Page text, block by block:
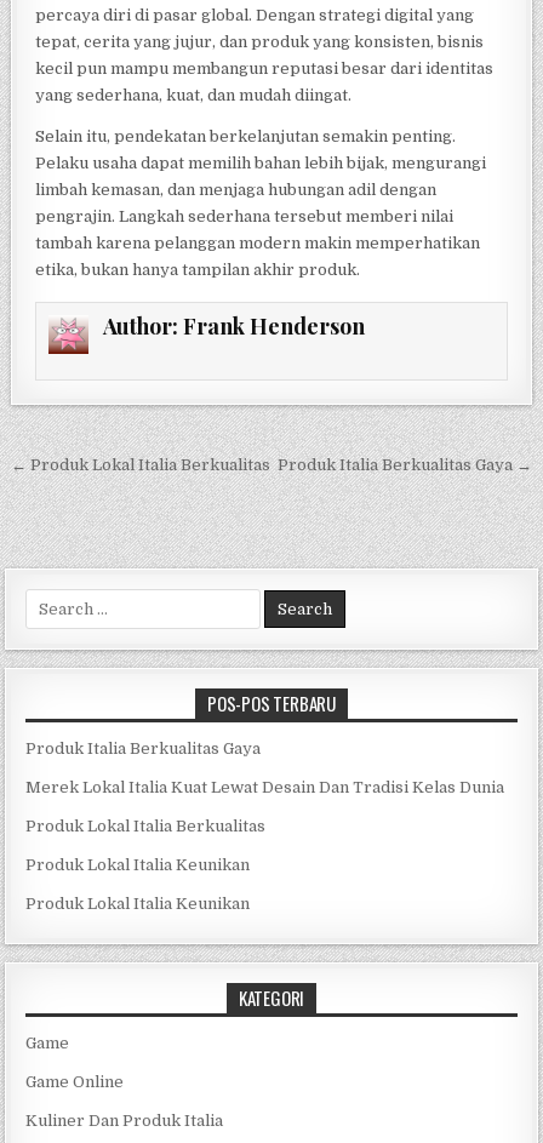
percaya diri di pasar global. Dengan strategi digital yang
tepat, cerita yang jujur, dan produk yang konsisten, bisnis
kecil pun mampu membangun reputasi besar dari identitas
yang sederhana, kuat, dan mudah diingat.
Selain itu, pendekatan berkelanjutan semakin penting.
Pelaku usaha dapat memilih bahan lebih bijak, mengurangi
limbah kemasan, dan menjaga hubungan adil dengan
pengrajin. Langkah sederhana tersebut memberi nilai
tambah karena pelanggan modern makin memperhatikan
etika, bukan hanya tampilan akhir produk.
Author: Frank Henderson
Navigasi
pos
← Produk Lokal Italia Berkualitas Produk Italia Berkualitas Gaya →
Search
for:
POS-POS TERBARU
Produk Italia Berkualitas Gaya
Merek Lokal Italia Kuat Lewat Desain Dan Tradisi Kelas Dunia
Produk Lokal Italia Berkualitas
Produk Lokal Italia Keunikan
Produk Lokal Italia Keunikan
KATEGORI
Game
Game Online
Kuliner Dan Produk Italia